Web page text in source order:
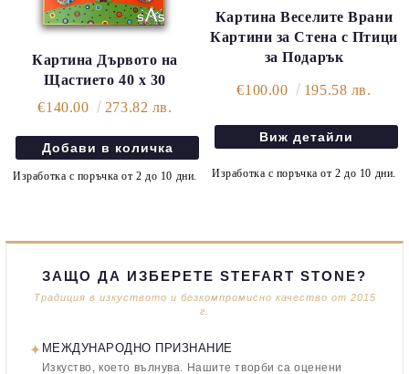
Картина Дървото на
Щастието 40 х 30
€140.00
273.82 лв.
Изработка с поръчка от 2 до 10 дни.
Картина Веселите Врани
Картини за Стена с Птици
за Подарък
€100.00 195.58 лв.
Виж детайли
Изработка с поръчка от 2 до 10 дни.
ЗАЩО ДА ИЗБЕРЕТЕ STEFART STONE?
Традиция в изкуството и безкомпромисно качество от 2015
г.
✦ МЕЖДУНАРОДНО ПРИЗНАНИЕ
Изкуство, което вълнува. Нашите творби са оценени